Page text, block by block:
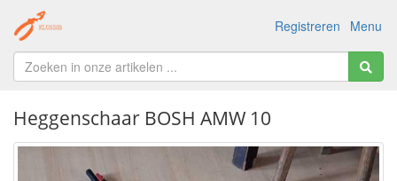
Menu
Registreren
Heggenschaar BOSH AMW 10